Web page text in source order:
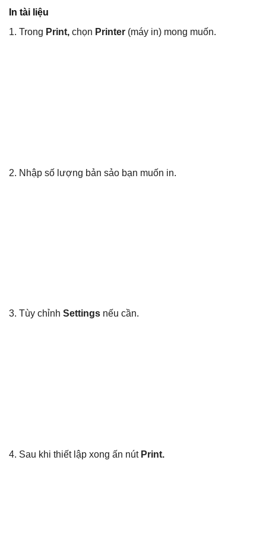
In tài liệu
1. Trong Print, chọn Printer (máy in) mong muốn.
2. Nhập số lượng bản sảo bạn muốn in.
3. Tùy chỉnh Settings nếu cần.
4. Sau khi thiết lập xong ấn nút Print.